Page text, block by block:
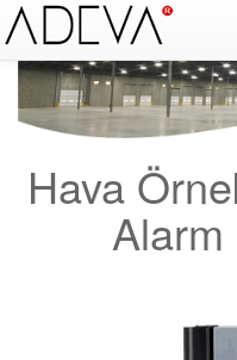
Yangın Alarm Sistemleri, Yangın İhbar Sistemleri, Yangın Algılama Sistemleri, System Sensor Türkiye
Dedektör, Yangın Söndürücü, Yangın Projesi, Yangın Malzemesi, Yangın Söndürme, Yangın Algılama Paneli,
alarm sistemleri bağlantı şeması, yangın alarm sistemleri nasıl çalışır, duman dedektörü, yangın alarm
Hava